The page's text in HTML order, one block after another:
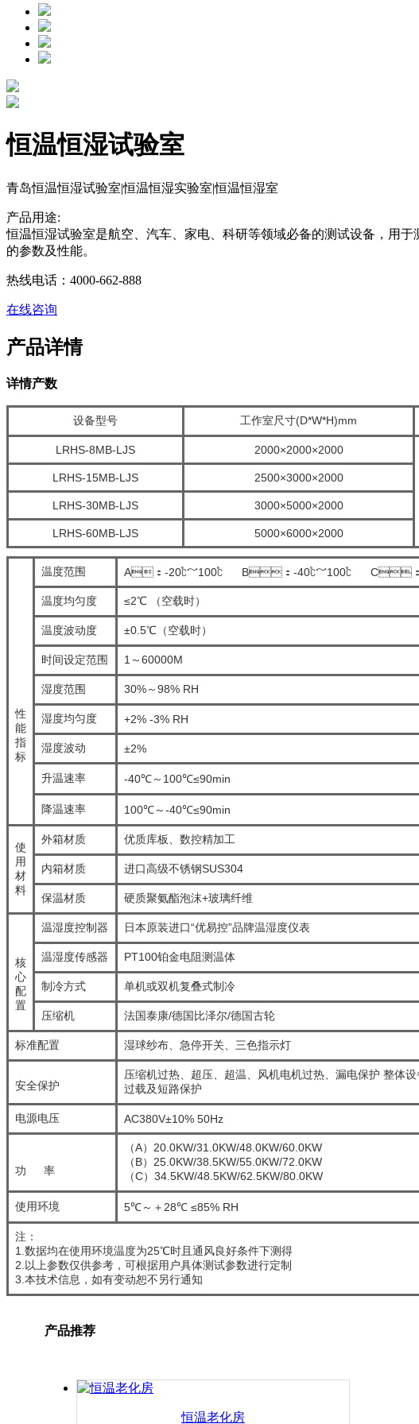
恒温恒湿试验室
青岛恒温恒湿试验室|恒温恒湿实验室|恒温恒湿室
产品用途:
恒温恒湿试验室是航空、汽车、家电、科研等领域必备的测试设备
的参数及性能。
热线电话：4000-662-888
在线咨询
产品详情
详情产数
设备型号 工作室尺寸(D*W*H)mm
LRHS-8MB-LJS 2000×2000×2000
LRHS-15MB-LJS 2500×3000×2000
LRHS-30MB-LJS 3000×5000×2000
LRHS-60MB-LJS 5000×6000×2000
性
能
指
标
温度范围 A：-20℃～100℃ B：-40℃～100℃ C：
温度均匀度 ≤2℃ （空载时）
温度波动度 ±0.5℃（空载时）
时间设定范围 1～60000M
湿度范围 30%～98% RH
湿度均匀度 +2% -3% RH
湿度波动 ±2%
升温速率 -40℃～100℃≤90min
降温速率 100℃～-40℃≤90min
使
用
材
料
外箱材质 优质库板、数控精加工
内箱材质 进口高级不锈钢SUS304
保温材质 硬质聚氨酯泡沫+玻璃纤维
核
心
配
置
温湿度控制器 日本原装进口“优易控”品牌温湿度仪表
温湿度传感器 PT100铂金电阻测温体
制冷方式 单机或双机复叠式制冷
压缩机 法国泰康/德国比泽尔/德国古轮
标准配置 湿球纱布、急停开关、三色指示灯
安全保护
压缩机过热、超压、超温、风机电机过热、漏电保护 整体设
过载及短路保护
电源电压 AC380V±10% 50Hz
功 率
（A）20.0KW/31.0KW/48.0KW/60.0KW
（B）25.0KW/38.5KW/55.0KW/72.0KW
（C）34.5KW/48.5KW/62.5KW/80.0KW
使用环境 5℃～＋28℃ ≤85% RH
注：
1.数据均在使用环境温度为25℃时且通风良好条件下测得
2.以上参数仅供参考，可根据用户具体测试参数进行定制
3.本技术信息，如有变动恕不另行通知
产品推荐
恒温老化房